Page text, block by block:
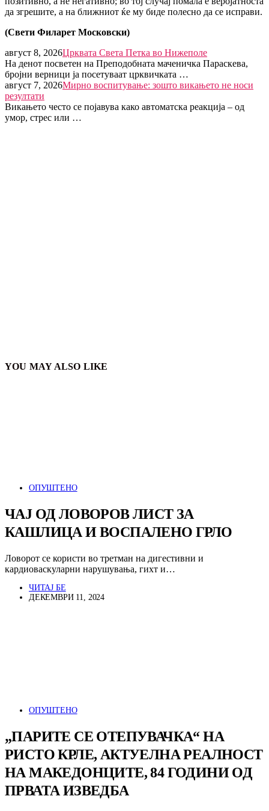
да згрешите, а на ближниот ќе му биде полесно да се исправи.
(Свети Филарет Московски)
август 8, 2026Црквата Света Петка во Нижеполе
На денот посветен на Преподобната маченичка Параскева,
бројни верници ја посетуваат црквичката …
август 7, 2026Мирно воспитување: зошто викањето не носи
резултати
Викањето често се појавува како автоматска реакција – од
умор, стрес или …
YOU MAY ALSO LIKE
ОПУШТЕНО
ЧАЈ ОД ЛОВОРОВ ЛИСТ ЗА
КАШЛИЦА И ВОСПАЛЕНО ГРЛО
Ловорот се користи во третман на дигестивни и
кардиоваскуларни нарушувања, гихт и…
ЧИТАЈ БЕ
ДЕКЕМВРИ 11, 2024
ОПУШТЕНО
„ПАРИТЕ СЕ ОТЕПУВАЧКА“ НА
РИСТО КРЛЕ, АКТУЕЛНА РЕАЛНОСТ
НА МАКЕДОНЦИТЕ, 84 ГОДИНИ ОД
ПРВАТА ИЗВЕДБА